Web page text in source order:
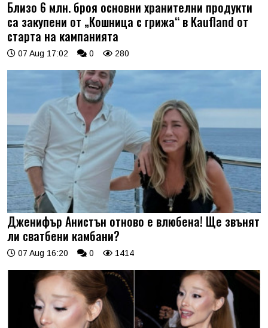
Близо 6 млн. броя основни хранителни продукти
са закупени от „Кошница с грижа“ в Kaufland от
старта на кампанията
07 Aug 17:02 0 280
Дженифър Анистън отново е влюбена! Ще звънят
ли сватбени камбани?
07 Aug 16:20 0 1414